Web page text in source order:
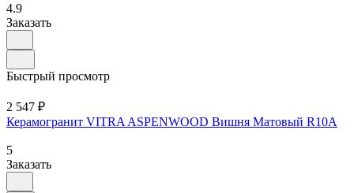
4.9
Заказать
Быстрый просмотр
2 547 ₽
Керамогранит VITRA ASPENWOOD Вишня Матовый R10A
5
Заказать